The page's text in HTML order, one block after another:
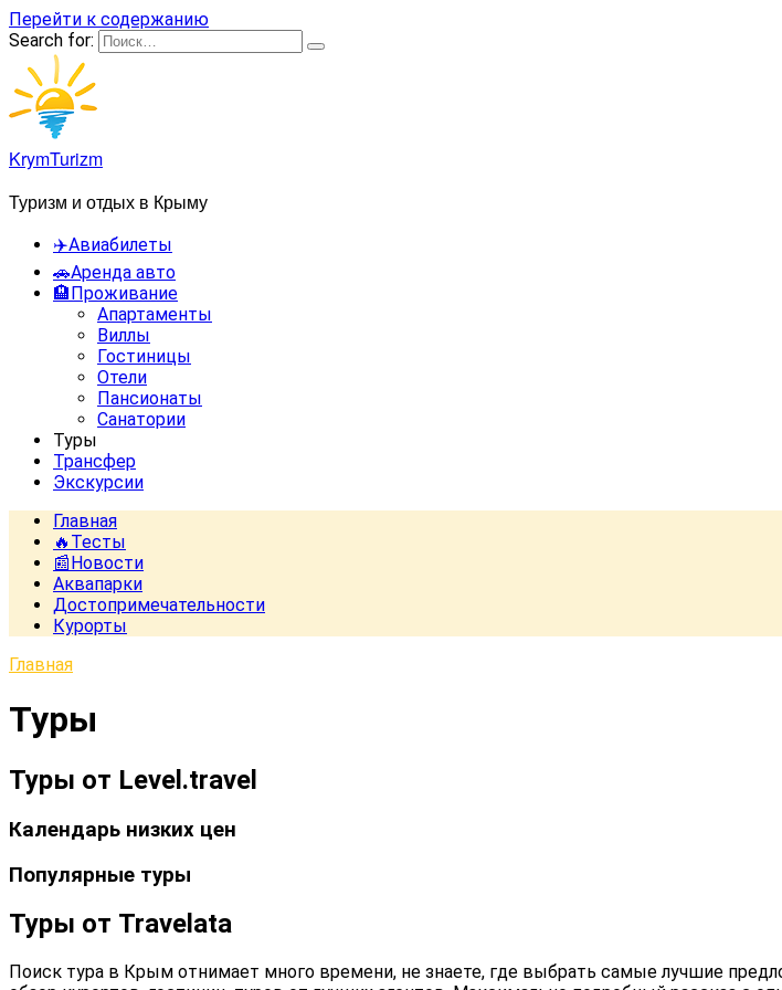
Перейти к содержанию
Search for:
KrymTurizm
Туризм и отдых в Крыму
✈️Авиабилеты
🚗Аренда авто
🏨Проживание
Апартаменты
Виллы
Гостиницы
Отели
Пансионаты
Санатории
Туры
Трансфер
Экскурсии
Главная
🔥Тесты
📰Новости
Аквапарки
Достопримечательности
Курорты
Главная
Туры
Туры от Level.travel
Календарь низких цен
Популярные туры
Туры от Travelata
Поиск тура в Крым отнимает много времени, не знаете, где выбрать самые лучшие